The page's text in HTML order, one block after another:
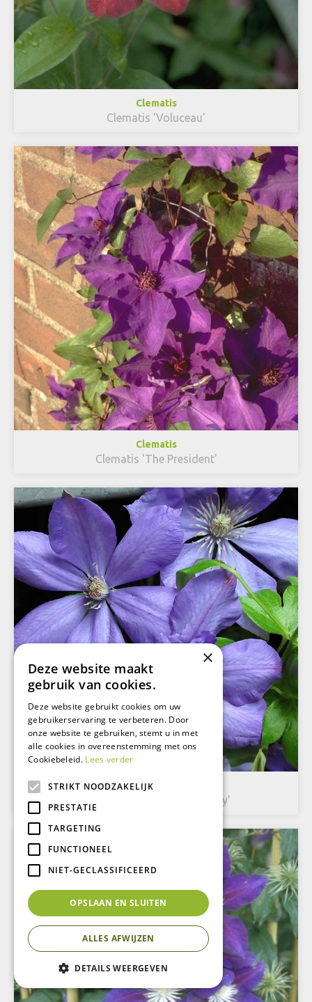
Clematis
Clematis 'Voluceau'
Clematis
Clematis 'The President'
Clematis
Clematis 'Mrs. Cholmondeley'
×
Deze website maakt
gebruik van cookies.
Deze website gebruikt cookies om uw
gebruikerservaring te verbeteren. Door
onze website te gebruiken, stemt u in met
alle cookies in overeenstemming met ons
Cookiebeleid. Lees verder
STRIKT NOODZAKELIJK
PRESTATIE
TARGETING
FUNCTIONEEL
NIET-GECLASSIFICEERD
OPSLAAN EN SLUITEN
ALLES AFWIJZEN
DETAILS WEERGEVEN